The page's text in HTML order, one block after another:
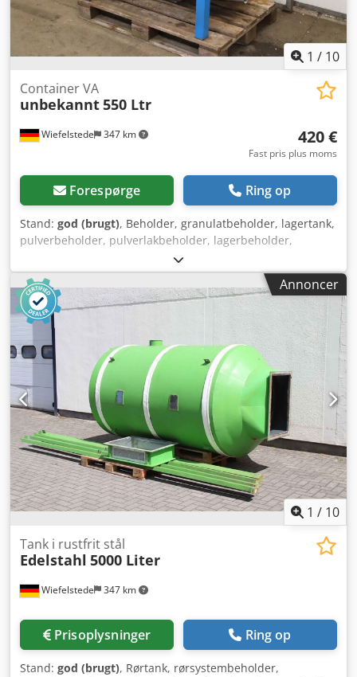
1 / 10
Wiefelstede 347 km
Container VA
unbekannt550 Ltr
420 €
Fast pris plus moms
Forespørge Ring op
Stand: god (brugt), Beholder, granulatbeholder, lagertank,
pulverbeholder, pulverlakbeholder, lagerbeholder,
siloanlæg, tank, silo, beholder af polypropylen - Siloanlæg:
granulatbeholder i polypropylen med niveaumåler
Dkodpfxoyv Atxs Akmor - Kapacitet: ca. 550 l - Beholder:
rustfrit stål - Mål: se fotos / teknisk tegning - Dimensioner:
1000/760/H890 mm - Vægt: 79 kg
Annoncer
1 / 10
Wiefelstede 347 km
Tank i rustfrit stål
Edelstahl 5000 Liter
Prisoplysninger Ring op
Stand: god (brugt), Rørtank, rørsystembeholder,